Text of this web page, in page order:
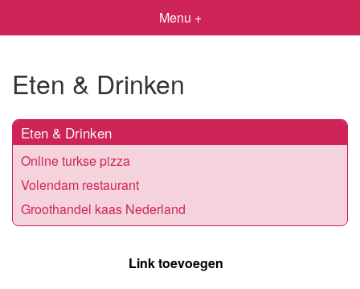
Menu +
Eten & Drinken
Eten & Drinken
Online turkse pizza
Volendam restaurant
Groothandel kaas Nederland
Link toevoegen